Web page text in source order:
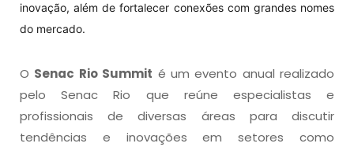
inovação, além de fortalecer conexões com grandes nomes
do mercado.
O Senac Rio Summit é um evento anual realizado
pelo Senac Rio que reúne especialistas e
profissionais de diversas áreas para discutir
tendências e inovações em setores como